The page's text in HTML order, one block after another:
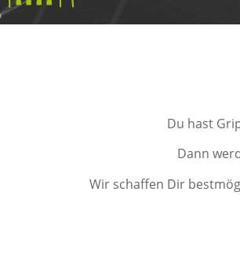
Du hast
Dann
Wir schaffen Dir